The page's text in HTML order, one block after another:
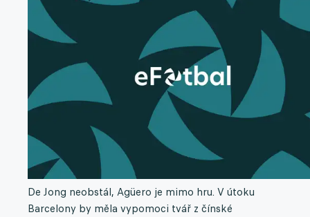
De Jong neobstál, Agüero je mimo hru. V útoku
Barcelony by měla vypomoci tvář z čínské